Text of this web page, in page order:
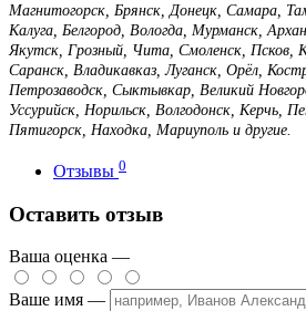
Магнитогорск, Брянск, Донецк, Самара,
Калуга, Белгород, Вологда, Мурманск,
Якутск, Грозный, Чита, Смоленск, Псков,
Саранск, Владикавказ, Луганск, Орёл,
Петрозаводск, Сыктывкар, Великий
Уссурийск, Норильск, Волгодонск, Керчь,
Пятигорск, Находка, Мариуполь и другие.
Отзывы 0
Оставить отзыв
Ваша оценка —
Ваше имя —